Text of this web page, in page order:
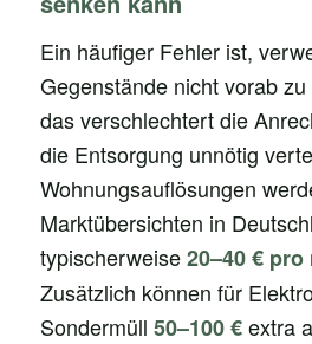
Ein häufiger Fehler ist,
Gegenstände nicht vorab
das verschlechtert die
die Entsorgung unnötig
Wohnungsauflösungen
Marktübersichten in
typischerweise20–40 € pro
Zusätzlich können für
Sondermüll 50–100 €extra